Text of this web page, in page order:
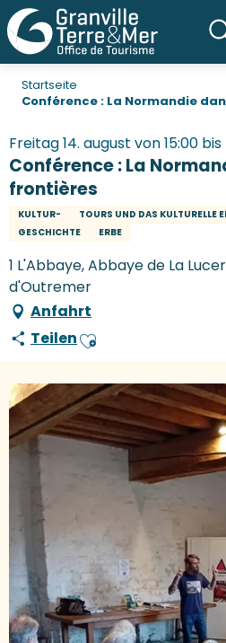
Startseite
Conférence : La Normandie
Freitag 14. august von 15:00 bis
Conférence : La
frontières
KULTUR- TOURS UND DAS KULTURELLE
GESCHICHTE
ERBE
1 L'Abbaye, Abbaye de La
d'Outremer
Anfahrt
TeilenAjouter aux favoris